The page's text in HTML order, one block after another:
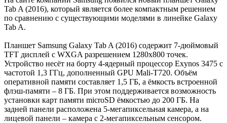
Tab A (2016), который является более компактным решением
по сравнению с существующими моделями в линейке Galaxy
Tab A.
Планшет Samsung Galaxy Tab A (2016) содержит 7-дюймовый
TFT дисплей с WXGA разрешением 1280х800 точек.
Устройство несёт на борту 4-ядерный процессор Exynos 3475 с
частотой 1,3 ГГц, дополненный GPU Mali-T720. Объём
оперативной памяти составляет 1,5 ГБ, а ёмкость встроенной
флэш-памяти – 8 ГБ. При этом поддерживается возможность
установки карт памяти microSD ёмкостью до 200 ГБ. На
задней панели расположена 5-мегапиксельная камера, а на
лицевой панели – камера с 2-мегапиксельным сенсором.